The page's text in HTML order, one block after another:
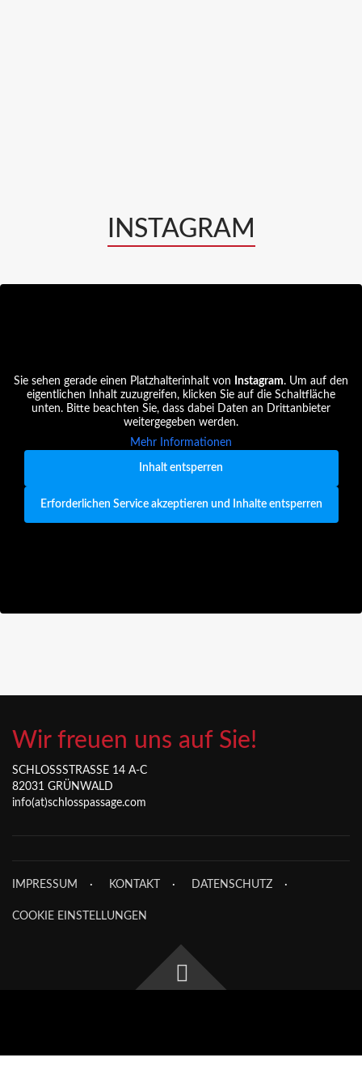
INSTAGRAM
Sie sehen gerade einen Platzhalterinhalt von Instagram. Um auf den
eigentlichen Inhalt zuzugreifen, klicken Sie auf die Schaltfläche
unten. Bitte beachten Sie, dass dabei Daten an Drittanbieter
weitergegeben werden.
Mehr Informationen
Inhalt entsperren
Erforderlichen Service akzeptieren und Inhalte entsperren
Wir freuen uns auf Sie!
SCHLOSSSTRASSE 14 A-C
82031 GRÜNWALD
info(at)schlosspassage.com
IMPRESSUM KONTAKT DATENSCHUTZ
COOKIE EINSTELLUNGEN